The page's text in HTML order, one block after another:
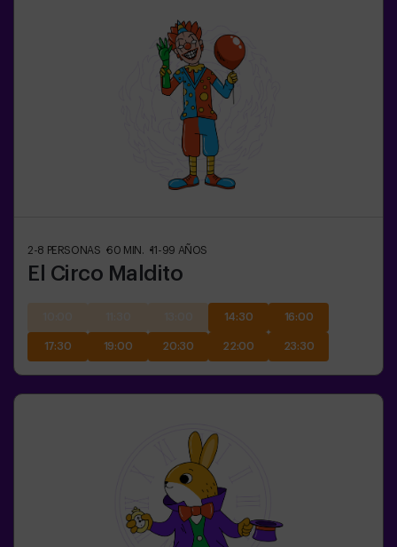
2-8 PERSONAS 60 MIN. 11-99 AÑOS
El Circo Maldito
14:30 16:00
17:30 19:00 20:30 22:00 23:30